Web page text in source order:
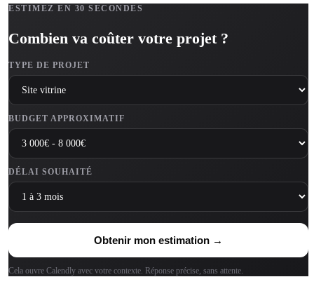
ESTIMEZ EN 30 SECONDES
Combien va coûter votre projet ?
TYPE DE PROJET
BUDGET APPROXIMATIF
DÉLAI SOUHAITÉ
Obtenir mon estimation →
Cela ouvre Calendly avec votre contexte. Réponse précise, sans attente.